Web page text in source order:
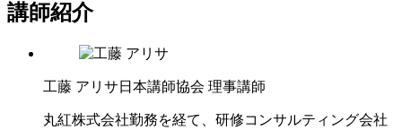
講師紹介
工藤 アリサ 日本講師協会 理事講師
丸紅株式会社勤務を経て、研修コンサルティング会社